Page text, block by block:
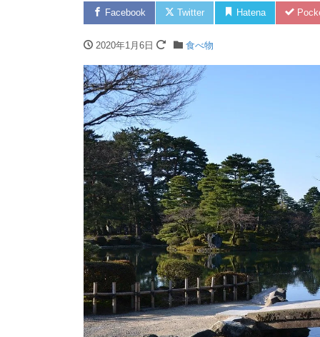
Facebook Twitter Hatena
2020年1月6日 食べ物